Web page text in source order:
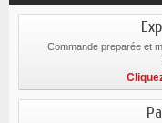
Commande preparée et